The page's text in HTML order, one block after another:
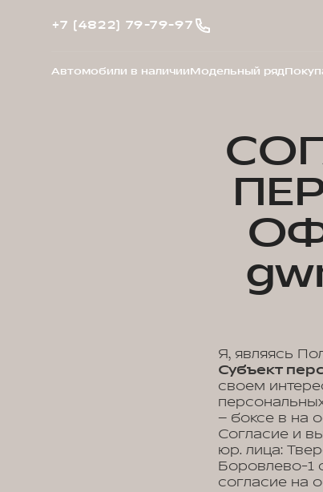
+7 (4822) 79-79-97
Автомобили в наличииМодельный ряд
Я, являясь
Субъект
своем
– боксе в на
Согласие и
юр. лица:
Боровлево-1
согласие на